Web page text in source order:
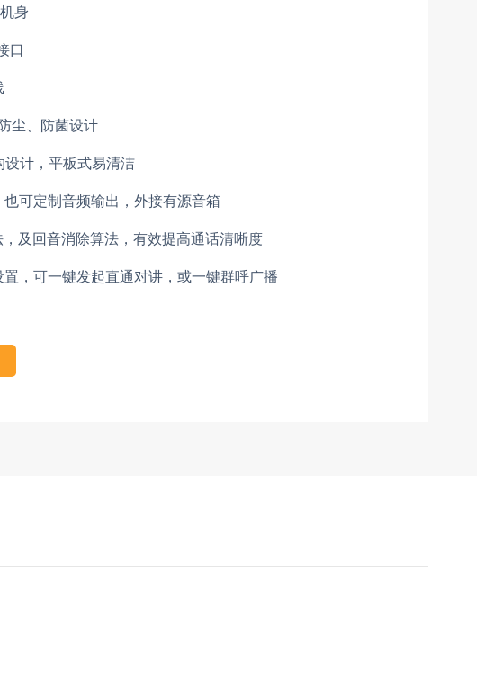
身
口
尘、防菌设计
设计，平板式易清洁
可定制音频输出，外接有源音箱
及回音消除算法，有效提高通话清晰度
，可一键发起直通对讲，或一键群呼广播